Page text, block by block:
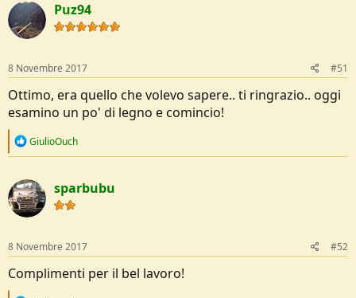
i
o
n
Puz94
8 Novembre 2017 #51
Ottimo, era quello che volevo sapere.. ti ringrazio.. oggi
esamino un po' di legno e comincio!
R
c
t
i
o
s
:
GiulioOuch
sparbubu
8 Novembre 2017 #52
Complimenti per il bel lavoro!